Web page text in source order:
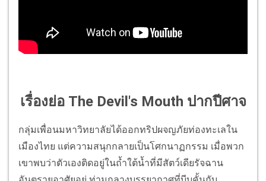
เรื่องย่อ The Devil's Mouth ปากปีศาจ
กลุ่มเพื่อนมหาวิทยาลัยได้ออกทริปผจญภัยท่องทะเลใน
เมืองไทย แต่ความสนุกกลายเป็นโศกนาฏกรรม เมื่อพวก
เขาพบว่าตัวเองติดอยู่ในถ้ำใต้น้ำที่มีสัตว์เดียรัจฉาน